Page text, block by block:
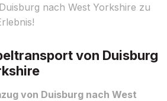
nach West Yorkshire zu
von Duisburg
von Duisburg nach West